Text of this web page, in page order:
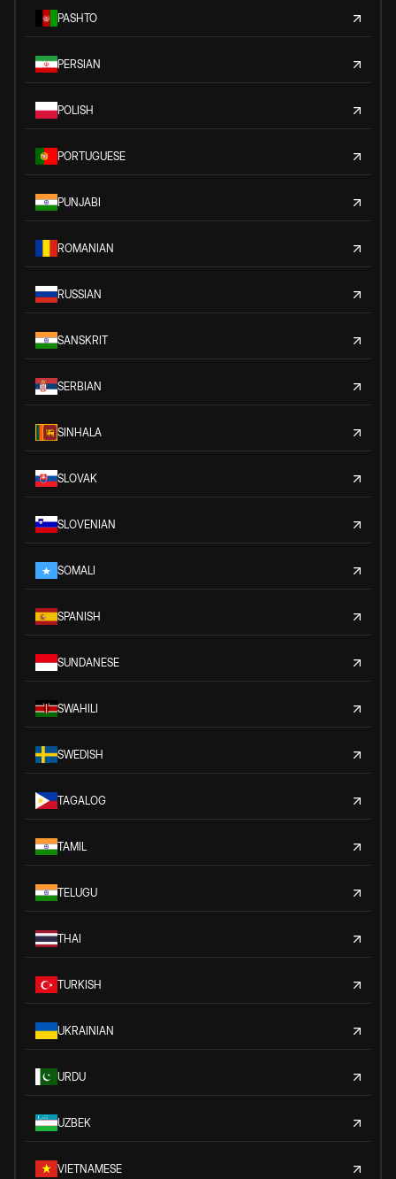
PASHTO
PERSIAN
POLISH
PORTUGUESE
PUNJABI
ROMANIAN
RUSSIAN
SANSKRIT
SERBIAN
SINHALA
SLOVAK
SLOVENIAN
SOMALI
SPANISH
SUNDANESE
SWAHILI
SWEDISH
TAGALOG
TAMIL
TELUGU
THAI
TURKISH
UKRAINIAN
URDU
UZBEK
VIETNAMESE